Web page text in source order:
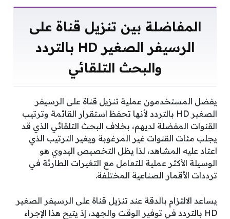
المفاضلة بين تنزيل قناة على
الرسيفر الصغير HD بالتردد
والبحث التلقائي
يفضل المستخدمون عملية تنزيل قناة على الرسيفر
الصغير HD بالتردد لأنها تحفظ استقرار القائمة وترتيب
القنوات المفضلة لديهم، بخلاف البحث التلقائي الذي قد
يجلب مئات القنوات غير المرغوبة ويغير الترتيب الذي
اعتاد عليه المشاهد، لذا يظل التخصيص اليدوي هو
الوسيلة الأكثر عملية للتعامل مع التغيرات الطارئة في
ترددات الأقمار الصناعية المختلفة.
يساعد الالتزام بالدقة عند تنزيل قناة على الرسيفر الصغير
HD بالتردد في توفير الوقت والجهد، إذ يتيح هذا الإجراء